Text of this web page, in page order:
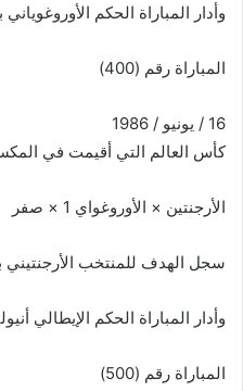
وأدار المباراة الحكم الأوروغوياني
المباراة رقم (400)
16 / يونيو / 1986
كأس العالم التي أقيمت في
الأرجنتين × الأوروغواي 1 × صفر
سجل الهدف للمنتخب الأرجنتيني
وأدار المباراة الحكم الإيطالي
المباراة رقم (500)